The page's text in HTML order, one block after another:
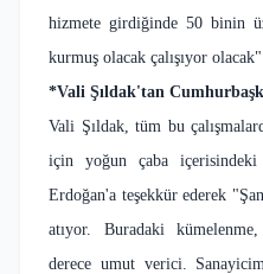
hizmete girdiğinde 50 binin
kurmuş olacak çalışıyor
*Vali Şıldak'tan
Vali Şıldak, tüm bu
için yoğun çaba içerisindeki
Erdoğan'a teşekkür ederek
atıyor. Buradaki
derece umut verici.